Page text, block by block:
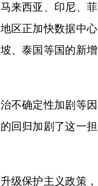
来西亚、印尼、菲
区正加快数据中心
、泰国等国的新增
不确定性加剧等因
回归加剧了这一担
保护主义政策，